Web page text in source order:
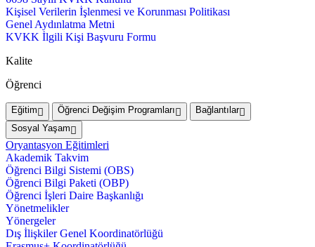
Kişisel Verilerin İşlenmesi ve Korunması Politikası
Genel Aydınlatma Metni
KVKK İlgili Kişi Başvuru Formu
Kalite
Öğrenci
Eğitim Öğrenci Değişim Programları
Bağlantılar
Sosyal Yaşam
Oryantasyon Eğitimleri
Akademik Takvim
Öğrenci Bilgi Sistemi (OBS)
Öğrenci Bilgi Paketi (OBP)
Öğrenci İşleri Daire Başkanlığı
Yönetmelikler
Yönergeler
Dış İlişkiler Genel Koordinatörlüğü